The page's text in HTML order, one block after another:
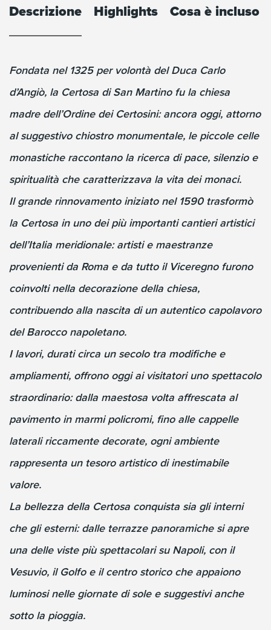
Descrizione Highlights Cosa è incluso
Fondata nel 1325 per volontà del Duca Carlo
d’Angiò, la Certosa di San Martino fu la chiesa
madre dell’Ordine dei Certosini: ancora oggi, attorno
al suggestivo chiostro monumentale, le piccole celle
monastiche raccontano la ricerca di pace, silenzio e
spiritualità che caratterizzava la vita dei monaci.
Il grande rinnovamento iniziato nel 1590 trasformò
la Certosa in uno dei più importanti cantieri artistici
dell’Italia meridionale: artisti e maestranze
provenienti da Roma e da tutto il Viceregno furono
coinvolti nella decorazione della chiesa,
contribuendo alla nascita di un autentico capolavoro
del Barocco napoletano.
I lavori, durati circa un secolo tra modifiche e
ampliamenti, offrono oggi ai visitatori uno spettacolo
straordinario: dalla maestosa volta affrescata al
pavimento in marmi policromi, fino alle cappelle
laterali riccamente decorate, ogni ambiente
rappresenta un tesoro artistico di inestimabile
valore.
La bellezza della Certosa conquista sia gli interni
che gli esterni: dalle terrazze panoramiche si apre
una delle viste più spettacolari su Napoli, con il
Vesuvio, il Golfo e il centro storico che appaiono
luminosi nelle giornate di sole e suggestivi anche
sotto la pioggia.